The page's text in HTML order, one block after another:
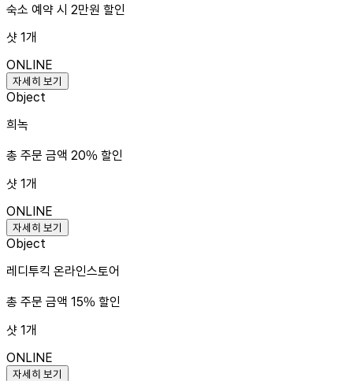
숙소 예약 시 2만원 할인
샷 1개
ONLINE
자세히 보기
Object
희녹
총 주문 금액 20% 할인
샷 1개
ONLINE
자세히 보기
Object
레디투킥 온라인스토어
총 주문 금액 15% 할인
샷 1개
ONLINE
자세히 보기